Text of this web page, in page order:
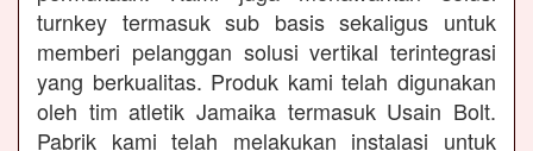
turnkey termasuk sub basis sekaligus untuk
memberi pelanggan solusi vertikal terintegrasi
yang berkualitas. Produk kami telah digunakan
oleh tim atletik Jamaika termasuk Usain Bolt.
Pabrik kami telah melakukan instalasi untuk